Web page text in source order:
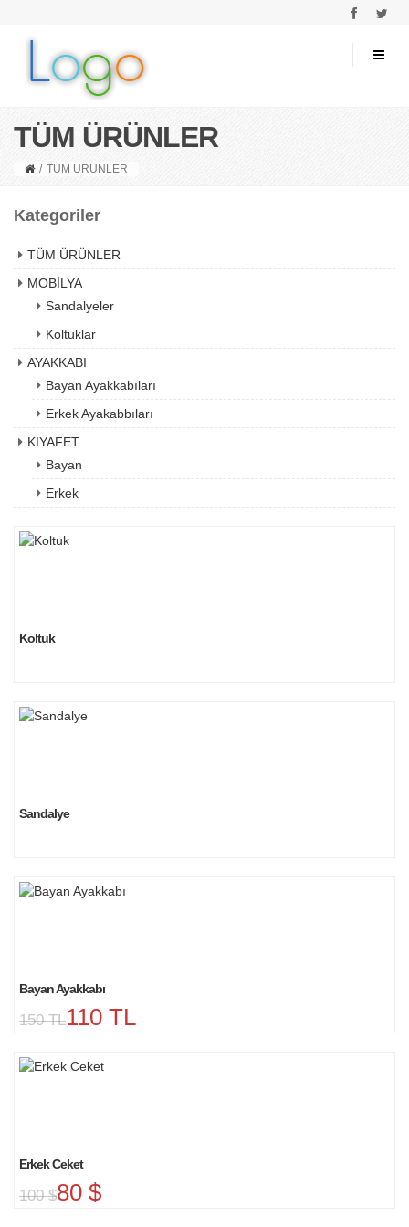
TÜM ÜRÜNLER
/ TÜM ÜRÜNLER
Kategoriler
TÜM ÜRÜNLER
MOBİLYA
Sandalyeler
Koltuklar
AYAKKABI
Bayan Ayakkabıları
Erkek Ayakabbıları
KIYAFET
Bayan
Erkek
Koltuk
Sandalye
Bayan Ayakkabı
150 TL110 TL
Erkek Ceket
100 $80 $